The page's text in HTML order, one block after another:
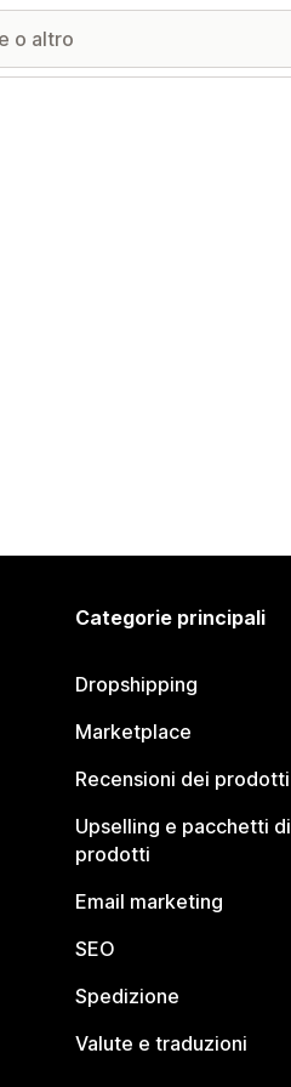
Categorie principali
Dropshipping
Marketplace
Recensioni dei prodotti
Upselling e pacchetti di
prodotti
Email marketing
SEO
Spedizione
Valute e traduzioni